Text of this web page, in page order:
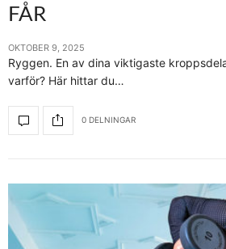
FÅR
OKTOBER 9, 2025
Ryggen. En av dina viktigaste
varför? Här hittar du…
0 DELNINGAR